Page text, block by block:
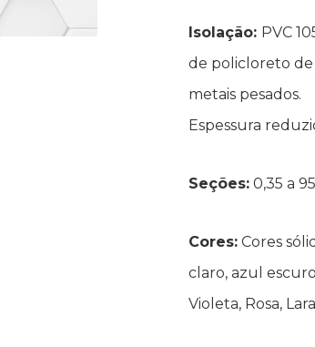
Isolação: PVC
de policloreto
metais pesados.
Espessura
Seções: 0,35 a
Cores: Cores
claro, azul
Violeta, Rosa,